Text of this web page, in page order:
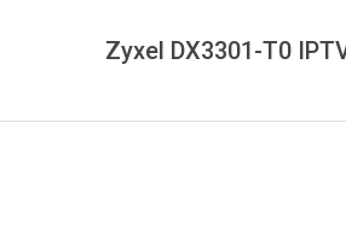
Zyxel DX3301-T0